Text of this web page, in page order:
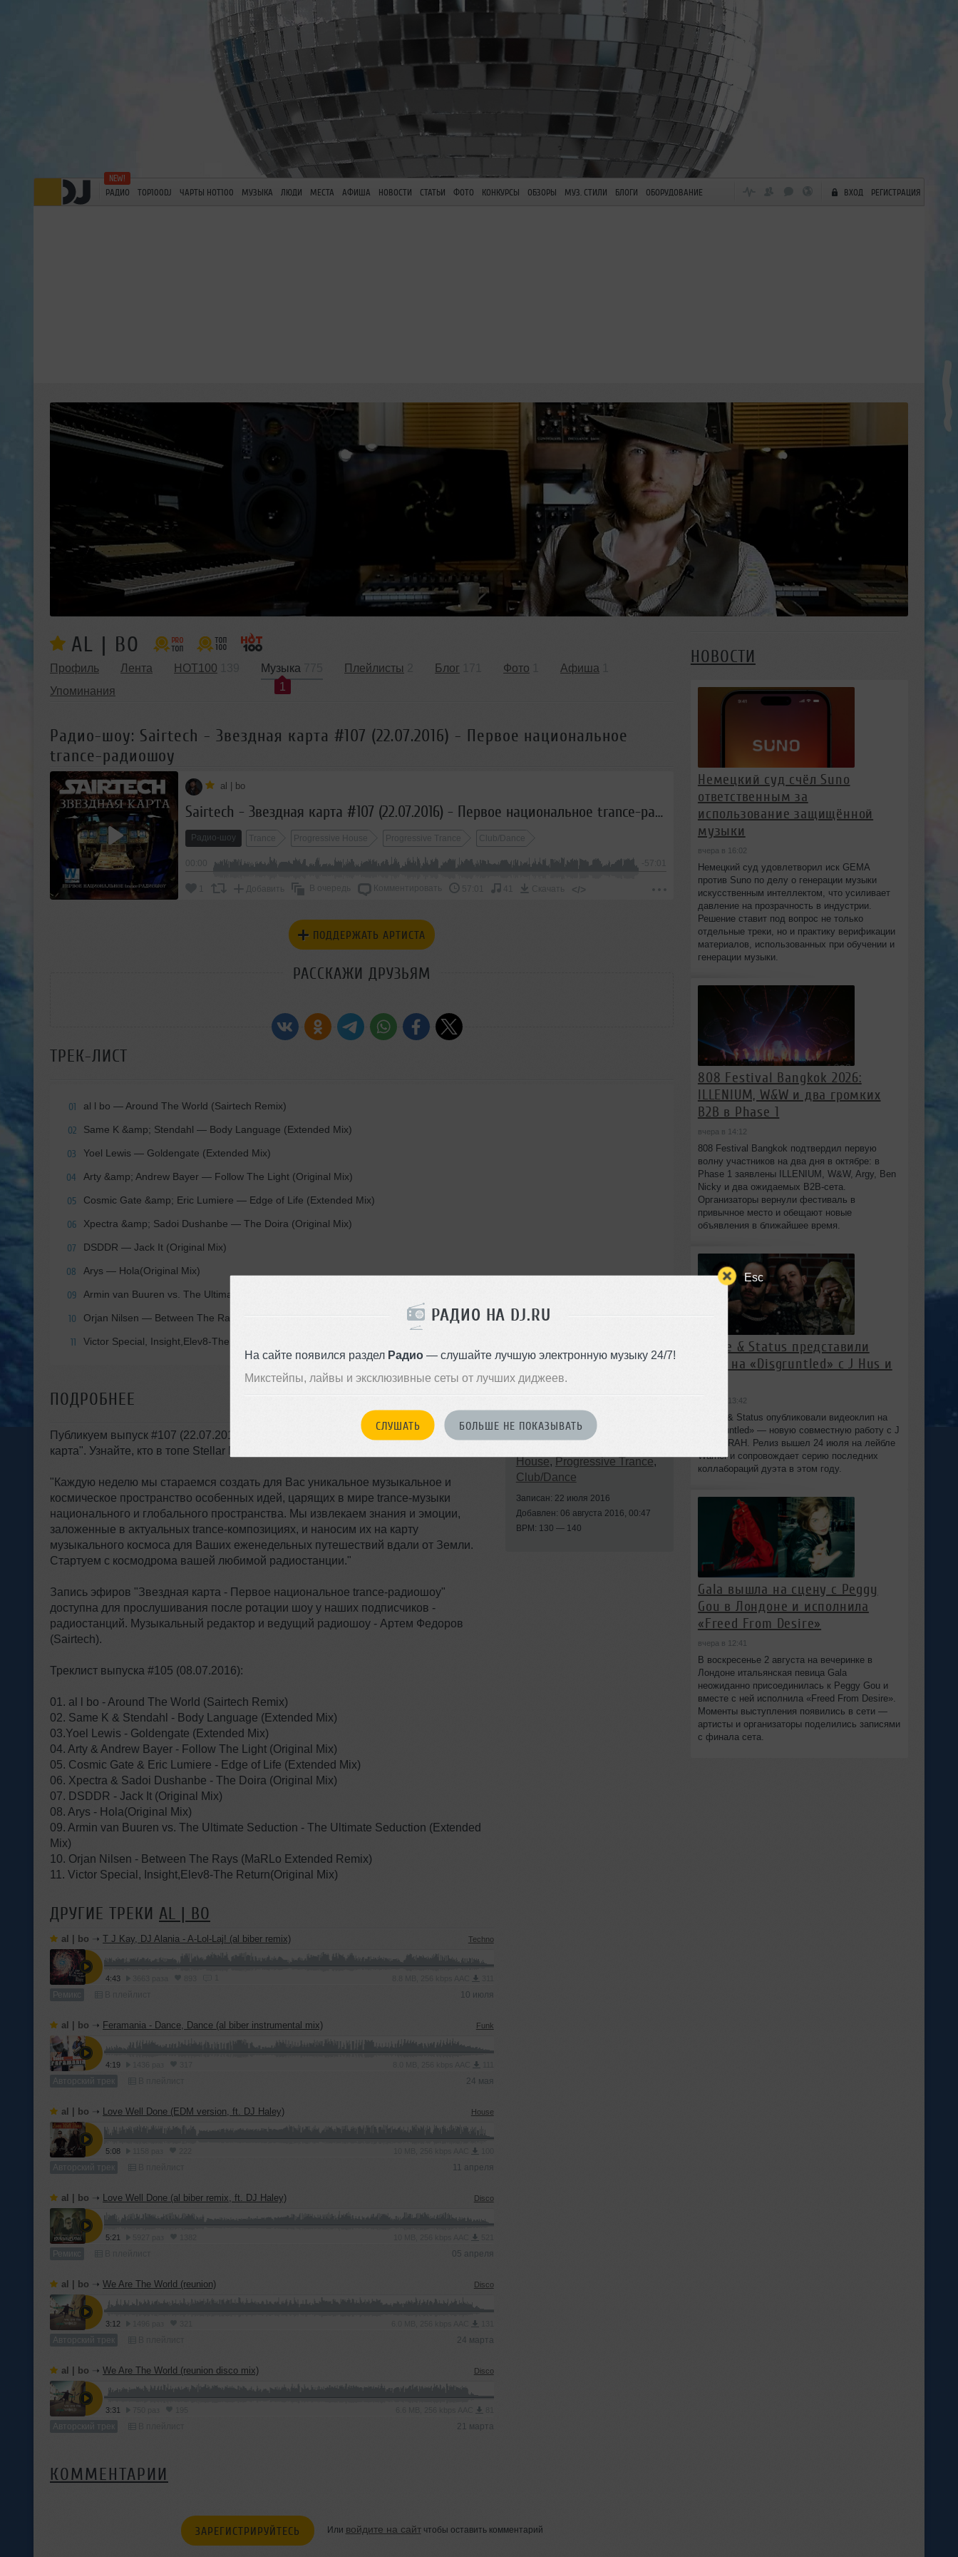
Esc
РАДИО НА DJ.RU
На сайте появился раздел Радио— слушайте лучшую электронную музыку 24/7!
Микстейпы, лайвы и эксклюзивные сеты от лучших диджеев.
СЛУШАТЬ БОЛЬШЕ НЕ ПОКАЗЫВАТЬ
РАДИО TOP100DJ ЧАРТЫ HOT100 МУЗЫКА ЛЮДИ МЕСТА АФИША НОВОСТИ СТАТЬИ ФОТО КОНКУРСЫ ОБЗОРЫ МУЗ. СТИЛИ БЛОГИ ОБОРУДОВАНИЕ ВХОД РЕГИСТРАЦИЯ
AL | BO
Профиль Лента HOT100
Музыка
1
Плейлисты Блог Фото Афиша
Упоминания
Радио-шоу: Sairtech - Звездная карта #107 (22.07.2016) - Первое национальное
trance-радиошоу
al | bo
Sairtech - Звездная карта #107 (22.07.2016) - Первое национальное trance-радиошоу
Радио-шоу Trance Progressive House Progressive Trance Club/Dance
-57:01
Добавить В очередь Комментировать 57:01 Скачать </>
ПОДДЕРЖАТЬ АРТИСТА
РАССКАЖИ ДРУЗЬЯМ
ТРЕК-ЛИСТ
01 al l bo — Around The World (Sairtech Remix)
02 Same K &amp; Stendahl — Body Language (Extended Mix)
03 Yoel Lewis — Goldengate (Extended Mix)
04 Arty &amp; Andrew Bayer — Follow The Light (Original Mix)
05 Cosmic Gate &amp; Eric Lumiere — Edge of Life (Extended Mix)
06 Xpectra &amp; Sadoi Dushanbe — The Doira (Original Mix)
07 DSDDR — Jack It (Original Mix)
08 Arys — Hola(Original Mix)
09 Armin van Buuren vs. The Ultimate Seduction
10 Orjan Nilsen — Between The Rays (MaRLo Extended Remix)
11 Victor Special, Insight,Elev8-The Return(Original Mix)
ПОДРОБНЕЕ
Публикуем выпуск #107 (22.07.2016) еженедельного trance-радиошоу "Звездная
карта". Узнайте, кто в топе Stellar Map на этой неделе!
"Каждую неделю мы стараемся создать для Вас уникальное музыкальное и
космическое пространство особенных идей, царящих в мире trance-музыки
национального и глобального пространства. Мы извлекаем знания и эмоции,
заложенные в актуальных trance-композициях, и наносим их на карту
музыкального космоса для Ваших еженедельных путешествий вдали от Земли.
Стартуем с космодрома вашей любимой радиостанции."
Запись эфиров "Звездная карта - Первое национальное trance-радиошоу"
доступна для прослушивания после ротации шоу у наших подписчиков -
радиостанций. Музыкальный редактор и ведущий радиошоу - Артем Федоров
(Sairtech).
Треклист выпуска #105 (08.07.2016):
01. al l bo - Around The World (Sairtech Remix)
02. Same K & Stendahl - Body Language (Extended Mix)
03.Yoel Lewis - Goldengate (Extended Mix)
04. Arty & Andrew Bayer - Follow The Light (Original Mix)
05. Cosmic Gate & Eric Lumiere - Edge of Life (Extended Mix)
06. Xpectra & Sadoi Dushanbe - The Doira (Original Mix)
07. DSDDR - Jack It (Original Mix)
08. Arys - Hola(Original Mix)
09. Armin van Buuren vs. The Ultimate Seduction - The Ultimate Seduction (Extended
Mix)
10. Orjan Nilsen - Between The Rays (MaRLo Extended Remix)
11. Victor Special, Insight,Elev8-The Return(Original Mix)
ДРУГИЕ ТРЕКИ AL | BO
al | bo ➝ T J Kay, DJ Alania - A-Lol-Laj! (al biber remix) Techno
4:43
Ремикс 10 июля
al | bo ➝ Feramania - Dance, Dance (al biber instrumental mix) Funk
4:19
Авторский трек 24 мая
al | bo ➝ Love Well Done (EDM version, ft. DJ Haley) House
5:08
Авторский трек 11 апреля
al | bo ➝ Love Well Done (al biber remix, ft. DJ Haley) Disco
5:21
Ремикс 05 апреля
al | bo ➝ We Are The World (reunion) Disco
3:12
Авторский трек 24 марта
al | bo ➝ We Are The World (reunion disco mix) Disco
3:31
Авторский трек 21 марта
House,Progressive Trance,
Club/Dance
Записан: 22 июля 2016
Добавлен: 06 августа 2016, 00:47
BPM: 130 — 140
КОММЕНТАРИИ
ЗАРЕГИСТРИРУЙТЕСЬ Или войдите на сайтчтобы оставить комментарий
НОВОСТИ
Немецкий суд счёл Suno
ответственным за
использование защищённой
музыки
вчера в 16:02
Немецкий суд удовлетворил иск GEMA
против Suno по делу о генерации музыки
искусственным интеллектом, что усиливает
давление на прозрачность в индустрии.
Решение ставит под вопрос не только
отдельные треки, но и практику верификации
материалов, использованных при обучении и
генерации музыки.
808 Festival Bangkok 2026:
ILLENIUM, W&W и два громких
B2B в Phase 1
вчера в 14:12
808 Festival Bangkok подтвердил первую
волну участников на два дня в октябре: в
Phase 1 заявлены ILLENIUM, W&W, Argy, Ben
Nicky и два ожидаемых B2B-сета.
Организаторы вернули фестиваль в
привычное место и обещают новые
объявления в ближайшее время.
Chase & Status представили
клип на «Disgruntled» с J Hus и
вчера в 13:42
Chase & Status опубликовали видеоклип на
«Disgruntled» — новую совместную работу с J
Hus и IRAH. Релиз вышел 24 июля на лейбле
Warner и сопровождает серию последних
коллабораций дуэта в этом году.
Gala вышла на сцену с Peggy
Gou в Лондоне и исполнила
«Freed From Desire»
вчера в 12:41
В воскресенье 2 августа на вечеринке в
Лондоне итальянская певица Gala
неожиданно присоединилась к Peggy Gou и
вместе с ней исполнила «Freed From Desire».
Моменты выступления появились в сети —
артисты и организаторы поделились записями
с финала сета.